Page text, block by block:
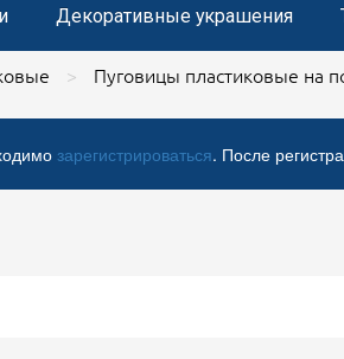
Декоративные украшения
Пуговицы пластиковые на
зарегистрироваться. После